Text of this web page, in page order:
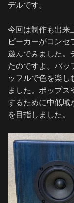
デルです。
今回は制作も出来
ピーカーがコンセ
遊んでみました。
たのですよ。バッ
ッフルで色を楽し
ました。ポップス
するために中低域
を目指しました。